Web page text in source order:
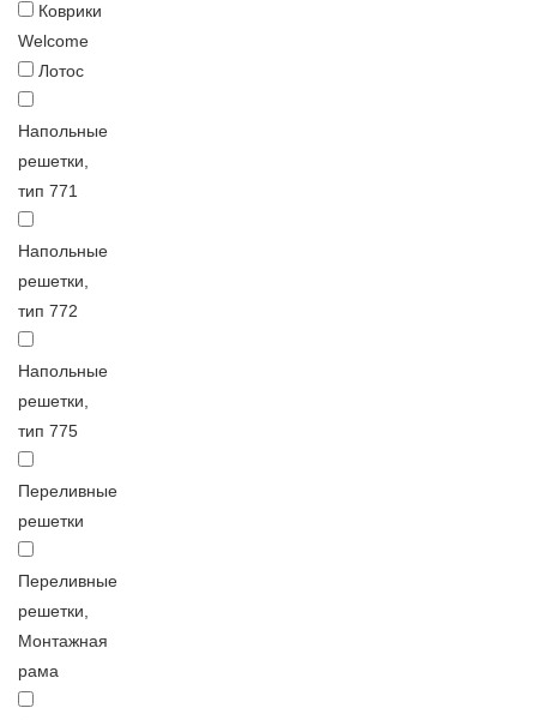
Коврики
Welcome
Лотос
Напольные
решетки,
тип 771
Напольные
решетки,
тип 772
Напольные
решетки,
тип 775
Переливные
решетки
Переливные
решетки,
Монтажная
рама